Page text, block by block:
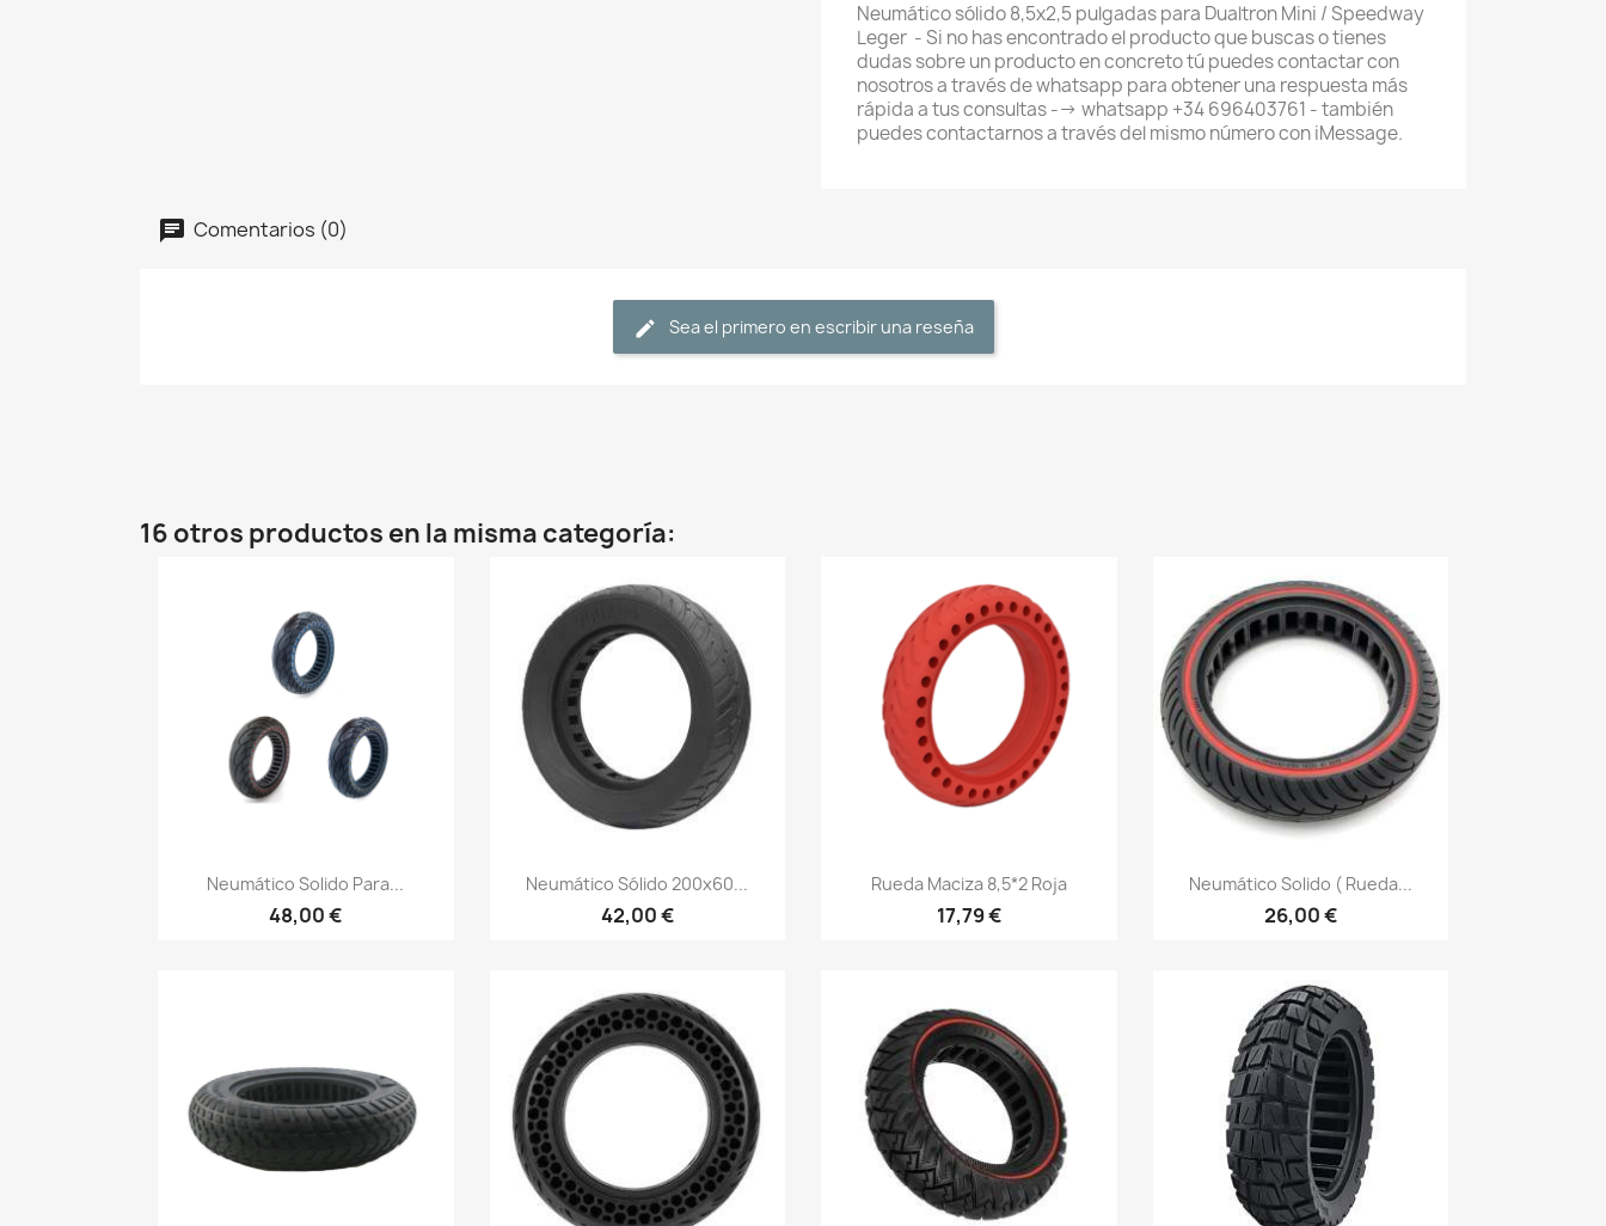
Neumático sólido 8,5x2,5 pulgadas para Dualtron Mini / Speedway
Leger - Si no has encontrado el producto que buscas o tienes
dudas sobre un producto en concreto tú puedes contactar con
nosotros a través de whatsapp para obtener una respuesta más
rápida a tus consultas --> whatsapp +34 696403761 - también
puedes contactarnos a través del mismo número con iMessage.
Comentarios (0)
Sea el primero en escribir una reseña
16 otros productos en la misma categoría:
Vista rápida
Neumático Solido Para...
48,00 €
Vista rápida
Neumático Sólido 200x60...
42,00 €
Vista rápida
Rueda Maciza 8,5*2 Roja
17,79 €
Vista rápida
Neumático Solido ( Rueda...
26,00 €